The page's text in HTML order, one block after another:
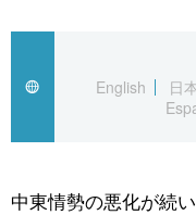
国際
社会
文化
アーカイブ
Japan Data
旅と暮らし
動画/Live
文化
科学・技術
暮らし
スポーツ・東京2020
English
日
中東情勢の悪化が続